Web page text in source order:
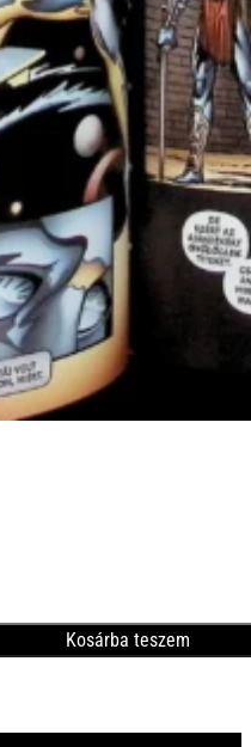
Kosárba teszem